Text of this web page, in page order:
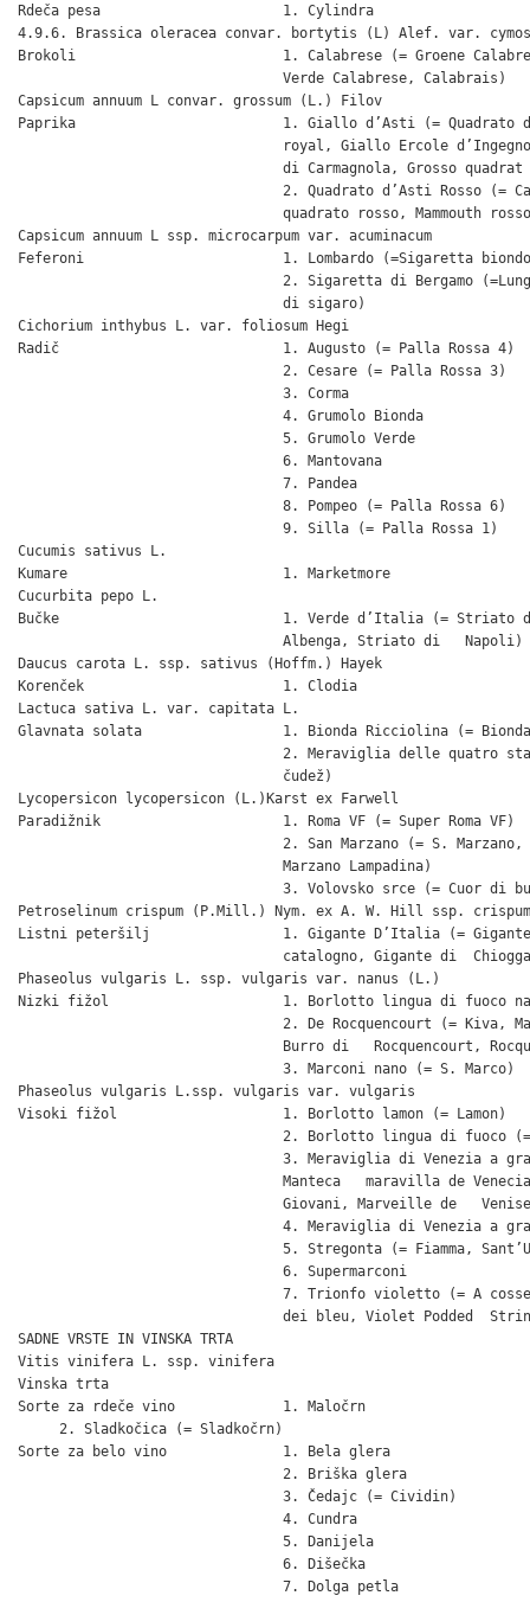
Rdeča pesa                      1. Cylindra
4.9.6. Brassica oleracea convar. bortytis (L) Alef. var.
Brokoli                         1. Calabrese (= Groene
                                Verde Calabrese, Calabrais)
Capsicum annuum L convar. grossum (L.) Filov
Paprika                         1. Giallo d’Asti (= Quadrato
royal, Giallo Ercole
di Carmagnola, Grosso quadrat
2. Quadrato d’Asti Rosso (=
quadrato rosso, Mammouth
Capsicum annuum L ssp. microcarpum var. acuminacum
Feferoni                        1. Lombardo (=Sigaretta
2. Sigaretta di Bergamo
                                di sigaro)
Cichorium inthybus L. var. foliosum Hegi
Radič                           1. Augusto (= Palla Rossa 4)
                                2. Cesare (= Palla Rossa 3)
                                3. Corma
                                4. Grumolo Bionda
                                5. Grumolo Verde
                                6. Mantovana
                                7. Pandea
                                8. Pompeo (= Palla Rossa 6)
                                9. Silla (= Palla Rossa 1)
Cucumis sativus L.
Kumare                          1. Marketmore
Cucurbita pepo L.
Bučke                           1. Verde d’Italia (= Striato
                                Albenga, Striato di   Napoli)
Daucus carota L. ssp. sativus (Hoffm.) Hayek
Korenček                        1. Clodia
Lactuca sativa L. var. capitata L.
Glavnata solata                 1. Bionda Ricciolina (=
2. Meraviglia delle quatro
                                čudež)
Lycopersicon lycopersicon (L.)Karst ex Farwell
Paradižnik                      1. Roma VF (= Super Roma VF)
2. San Marzano (= S.
                                Marzano Lampadina)
3. Volovsko srce (= Cuor di
Petroselinum crispum (P.Mill.) Nym. ex A. W. Hill ssp. crispum
Listni peteršilj                1. Gigante D’Italia (= Gigante
catalogno, Gigante di
Phaseolus vulgaris L. ssp. vulgaris var. nanus (L.)
Nizki fižol                     1. Borlotto lingua di fuoco
2. De Rocquencourt (= Kiva,
Burro di   Rocquencourt,
                                3. Marconi nano (= S. Marco)
Phaseolus vulgaris L.ssp. vulgaris var. vulgaris
Visoki fižol                    1. Borlotto lamon (= Lamon)
2. Borlotto lingua di fuoco
3. Meraviglia di Venezia a
Manteca   maravilla de
Giovani, Marveille de
4. Meraviglia di Venezia a
5. Stregonta (= Fiamma,
                                6. Supermarconi
7. Trionfo violetto (= A
dei bleu, Violet Podded
SADNE VRSTE IN VINSKA TRTA
Vitis vinifera L. ssp. vinifera
Vinska trta
Sorte za rdeče vino             1. Maločrn
     2. Sladkočica (= Sladkočrn)
Sorte za belo vino              1. Bela glera
                                2. Briška glera
                                3. Čedajc (= Cividin)
                                4. Cundra
                                5. Danijela
                                6. Dišečka
                                7. Dolga petla